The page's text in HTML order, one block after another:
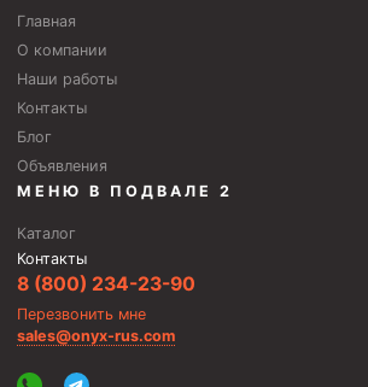
Главная
О компании
Наши работы
Контакты
Блог
Объявления
МЕНЮ В ПОДВАЛЕ 2
Каталог
Контакты
8 (800) 234-23-90
Перезвонить мне
sales@onyx-rus.com